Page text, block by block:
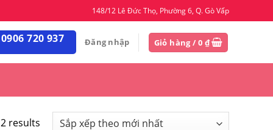
148/12 Lê Đức Thọ, Phường 6, Q. Gò Vấp
720 937 Đăng nhập Giỏ hàng / 0 ₫
results